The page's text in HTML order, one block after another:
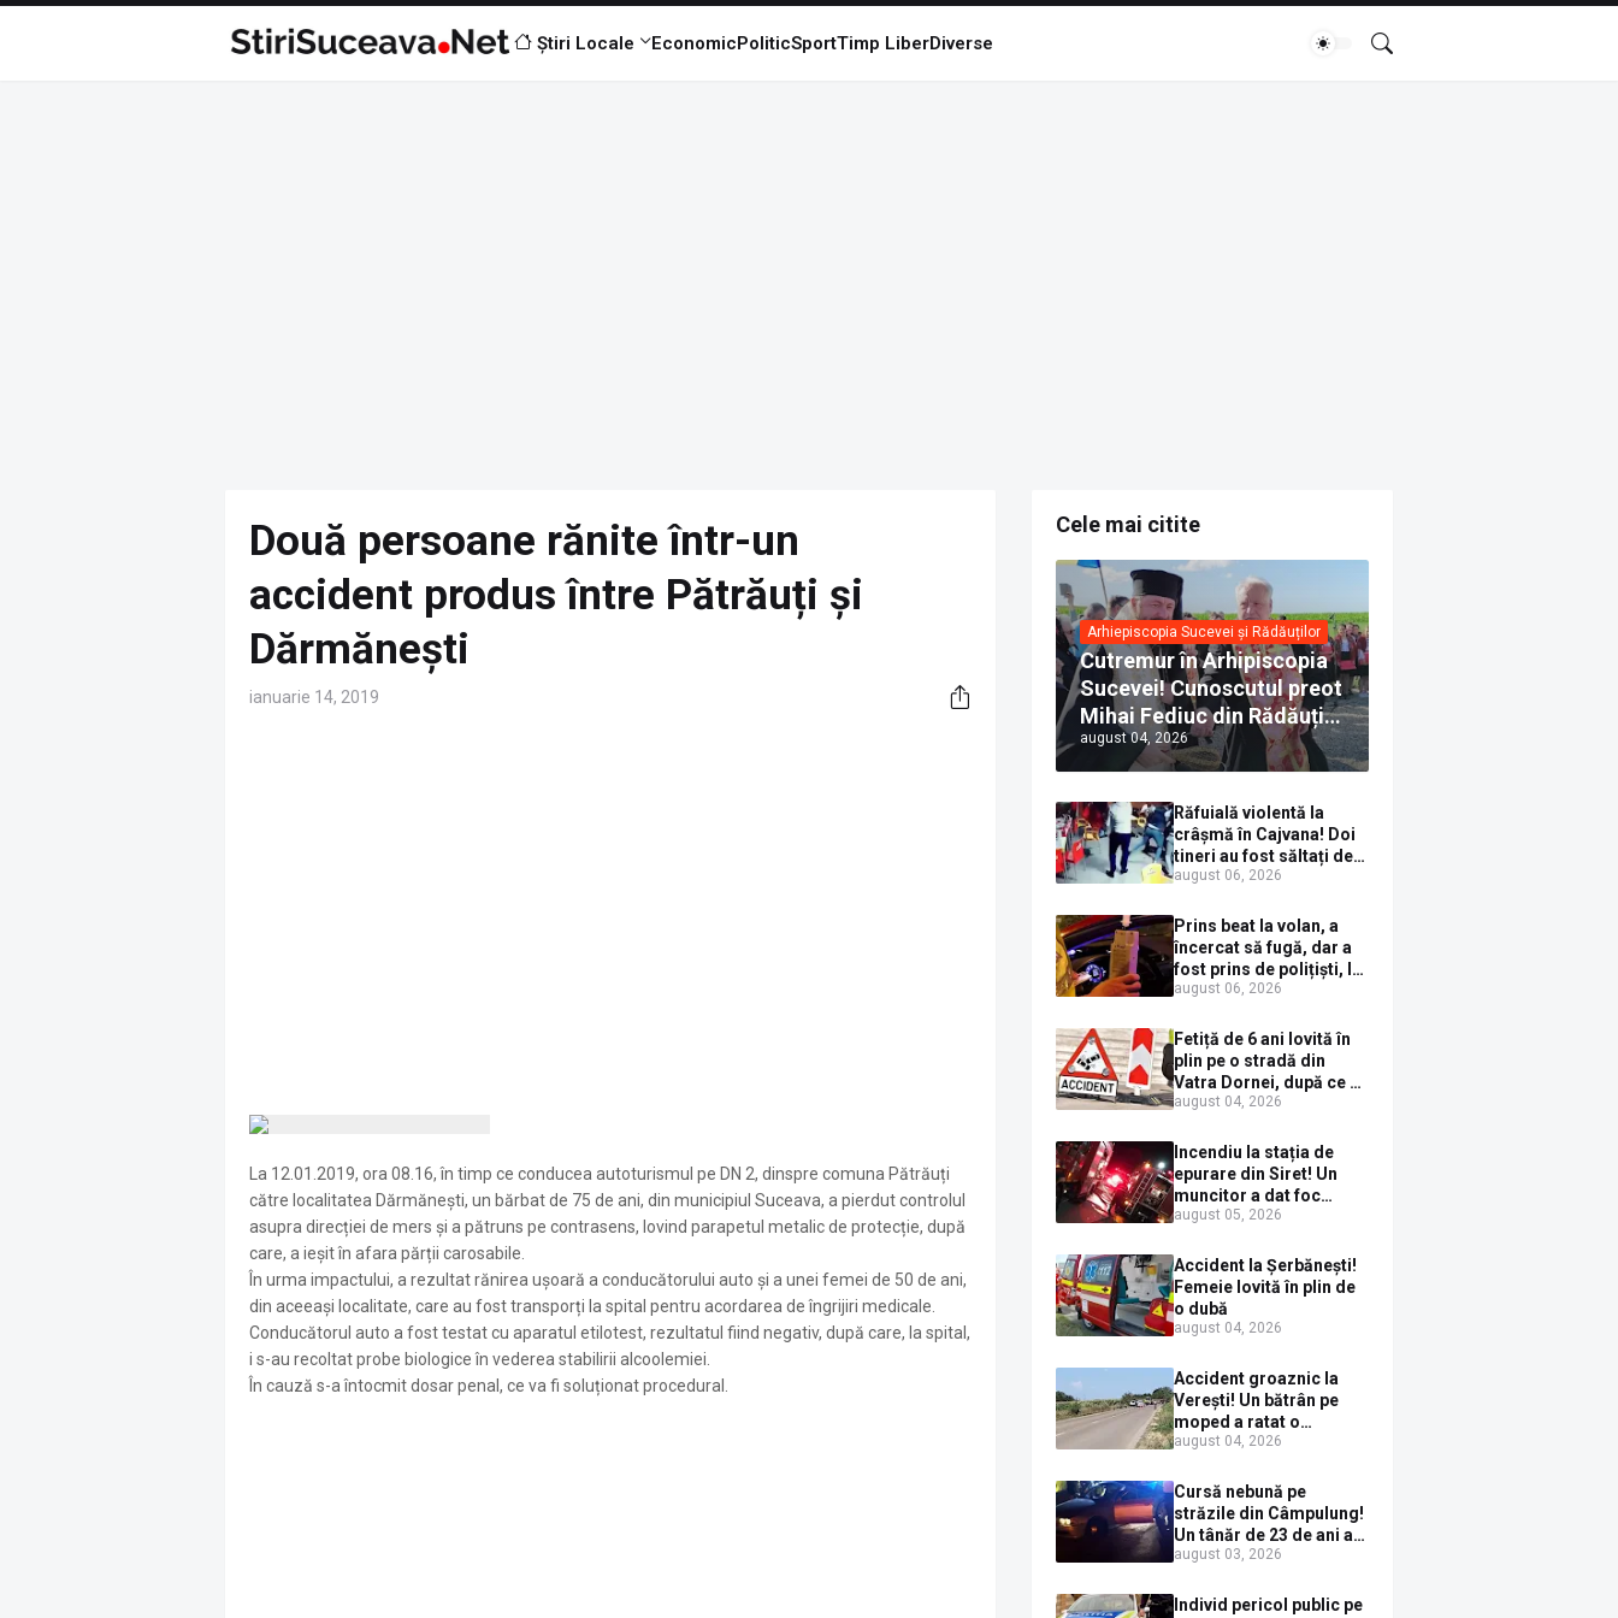
Știri Locale EconomicPoliticSportTimp LiberDiverse
Două persoane rănite într-un
accident produs între Pătrăuți și
Dărmănești
ianuarie 14, 2019
La 12.01.2019, ora 08.16, în timp ce conducea autoturismul pe DN 2, dinspre comuna Pătrăuți
către localitatea Dărmănești, un bărbat de 75 de ani, din municipiul Suceava, a pierdut controlul
asupra direcției de mers și a pătruns pe contrasens, lovind parapetul metalic de protecție, după
care, a ieșit în afara părții carosabile.
În urma impactului, a rezultat rănirea uşoară a conducătorului auto și a unei femei de 50 de ani,
din aceeași localitate, care au fost transporți la spital pentru acordarea de îngrijiri medicale.
Conducătorul auto a fost testat cu aparatul etilotest, rezultatul fiind negativ, după care, la spital,
i s-au recoltat probe biologice în vederea stabilirii alcoolemiei.
În cauză s-a întocmit dosar penal, ce va fi soluționat procedural.
Cele mai citite
Arhiepiscopia Sucevei și Rădăuților
Cutremur în Arhipiscopia
Sucevei! Cunoscutul preot
Mihai Fediuc din Rădăuți a
trecut la Biserica Creștină
Ortodoxă Valahă. ÎPS
Calinic anunță că îi
pregătește judecata
canonică
august 04, 2026
Răfuială violentă la
crâșmă în Cajvana! Doi
tineri au fost săltați de
polițiști după un scandal
distruse
august 06, 2026
Prins beat la volan, a
încercat să fugă, dar a
fost prins de polițiști, la
Dorna Candrenilor.
1,59 mg/l alcool pur în
aerul expirat
august 06, 2026
Fetiță de 6 ani lovită în
plin pe o stradă din
Vatra Dornei, după ce a
ieșit în fața mașinii prin
august 04, 2026
Incendiu la stația de
epurare din Siret! Un
muncitor a dat foc
pompelor de apă în timp
combustibil
august 05, 2026
Accident la Șerbănești!
Femeie lovită în plin de
o dubă
august 04, 2026
Accident groaznic la
Verești! Un bătrân pe
moped a ratat o
depășire și a ajuns sub
august 04, 2026
Cursă nebună pe
străzile din Câmpulung!
Un tânăr de 23 de ani a
fugit de poliție cu un
un gard de pe strada
august 03, 2026
Individ pericol public pe